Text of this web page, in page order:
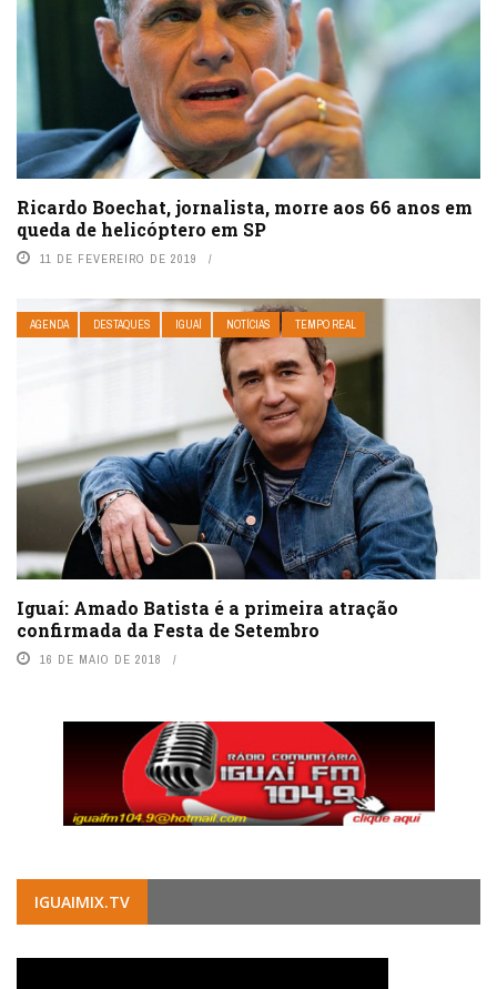
Ricardo Boechat, jornalista, morre aos 66 anos em
queda de helicóptero em SP
11 DE FEVEREIRO DE 2019
AGENDA DESTAQUES IGUAÍ NOTÍCIAS TEMPO REAL
Iguaí: Amado Batista é a primeira atração
confirmada da Festa de Setembro
16 DE MAIO DE 2018
IGUAIMIX.TV